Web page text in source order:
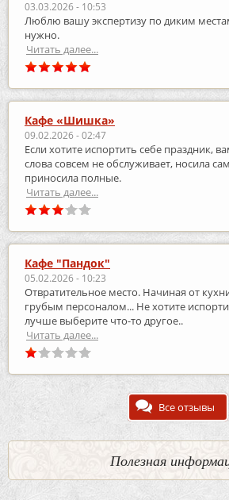
03.03.2026 - 10:53
Люблю вашу экспертизу по диким
нужно.
Читать далее...
Кафе «Шишка»
09.02.2026 - 02:47
Если хотите испортить себе праздник,
слова совсем не обслуживает, носила
приносила полные.
Читать далее...
Кафе "Пандок"
05.02.2026 - 10:23
Отвратительное место. Начиная от
грубым персоналом... Не хотите
лучше выберите что-то другое..
Читать далее...
Все отзывы
Полезная